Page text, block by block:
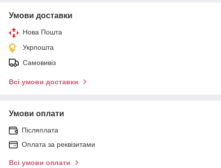
Умови доставки
Нова Пошта
Укрпошта
Самовивіз
Всі умови доставки
Умови оплати
Післяплата
Оплата за реквізитами
Всі умови оплати